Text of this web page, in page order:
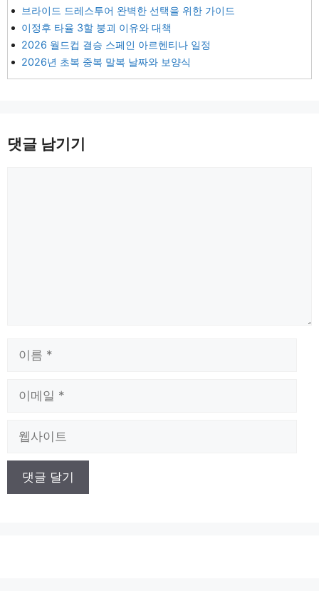
브라이드 드레스투어 완벽한 선택을 위한 가이드
이정후 타율 3할 붕괴 이유와 대책
2026 월드컵 결승 스페인 아르헨티나 일정
2026년 초복 중복 말복 날짜와 보양식
댓글 남기기